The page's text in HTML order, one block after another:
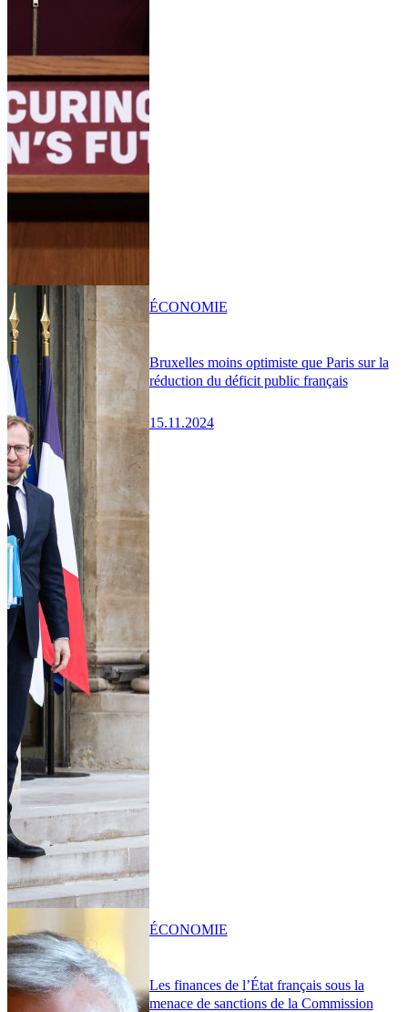
Bruxelles moins optimiste que Paris sur la
réduction du déficit public français
15.11.2024
ÉCONOMIE
Les finances de l’État français sous la
menace de sanctions de la Commission
ÉCONOMIE